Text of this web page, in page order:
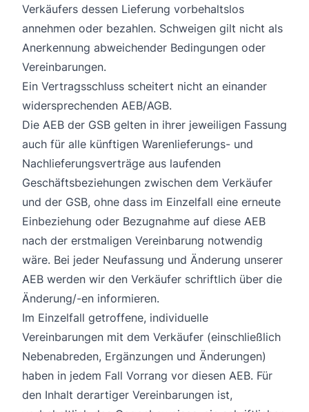
Verkäufers dessen Lieferung vorbehaltslos
annehmen oder bezahlen. Schweigen gilt nicht als
Anerkennung abweichender Bedingungen oder
Vereinbarungen.
Ein Vertragsschluss scheitert nicht an einander
widersprechenden AEB/AGB.
Die AEB der GSB gelten in ihrer jeweiligen Fassung
auch für alle künftigen Warenlieferungs- und
Nachlieferungsverträge aus laufenden
Geschäftsbeziehungen zwischen dem Verkäufer
und der GSB, ohne dass im Einzelfall eine erneute
Einbeziehung oder Bezugnahme auf diese AEB
nach der erstmaligen Vereinbarung notwendig
wäre. Bei jeder Neufassung und Änderung unserer
AEB werden wir den Verkäufer schriftlich über die
Änderung/-en informieren.
Im Einzelfall getroffene, individuelle
Vereinbarungen mit dem Verkäufer (einschließlich
Nebenabreden, Ergänzungen und Änderungen)
haben in jedem Fall Vorrang vor diesen AEB. Für
den Inhalt derartiger Vereinbarungen ist,